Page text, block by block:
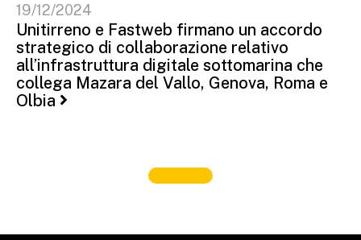
19/12/2024
Unitirreno e Fastweb firmano un accordo
strategico di collaborazione relativo
all’infrastruttura digitale sottomarina che
collega Mazara del Vallo, Genova, Roma e
Olbia